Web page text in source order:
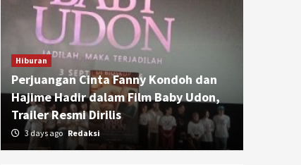
Hiburan
Perjuangan Cinta Fanny Kondoh dan
Hajime Hadir dalam Film Baby Udon,
Trailer Resmi Dirilis
3 days ago Redaksi